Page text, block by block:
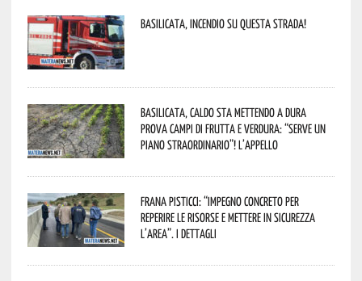
Basilicata, incendio su questa strada!
Basilicata, caldo sta mettendo a dura
prova campi di frutta e verdura: “Serve un
piano straordinario”! L’appello
Frana Pisticci: “Impegno concreto per
reperire le risorse e mettere in sicurezza
l’area”. I dettagli